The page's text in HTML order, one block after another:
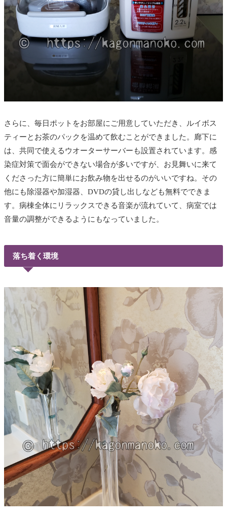
さらに、毎日ポットをお部屋にご用意していただき、ルイボス
ティーとお茶のパックを温めて飲むことができました。廊下に
は、共同で使えるウオーターサーバーも設置されています。感
染症対策で面会ができない場合が多いですが、お見舞いに来て
くださった方に簡単にお飲み物を出せるのがいいですね。その
他にも除湿器や加湿器、DVDの貸し出しなども無料でできま
す。病棟全体にリラックスできる音楽が流れていて、病室では
音量の調整ができるようにもなっていました。
落ち着く環境